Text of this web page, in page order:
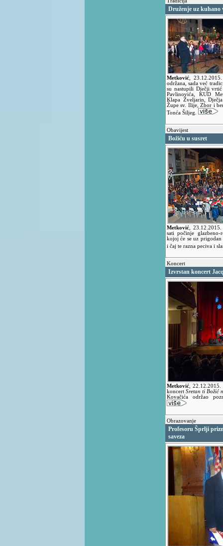
Druženje uz kuhano
Metković
održana, sada već
su nastupili Dječji
Pavlinovića, KUD
Klapa Žveljarin,
Župe sv. Ilije, Zbor i
Tonća Šiljeg.
Obavijest
Božiću u susret
Metković
sati počinje glazbeno-
kojoj će se uz
i čaj te razna peciva i
Koncert
Izvrstan koncert
Metković 22.12.2015.
koncertSretan ti Božić
Kovačića održao
Obrazovanje
Profesoru Šprlji
saveza